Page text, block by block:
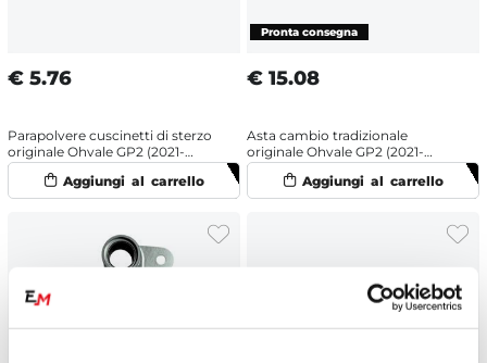
€ 5.76
Parapolvere cuscinetti di sterzo
originale Ohvale GP2 (2021-
2025)
€ 15.08
Asta cambio tradizionale
originale Ohvale GP2 (2021-
2025)